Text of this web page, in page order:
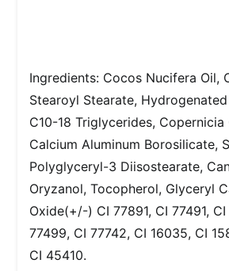
Ingredients: Cocos Nucifera Oil,
Stearoyl Stearate,
C10-18 Triglycerides, Copernicia
Calcium Aluminum Borosilicate,
Polyglyceryl-3 Diisostearate,
Oryzanol, Tocopherol, Glyceryl
Oxide(+/-) CI 77891, CI 77491,
77499, CI 77742, CI 16035, CI
CI 45410.